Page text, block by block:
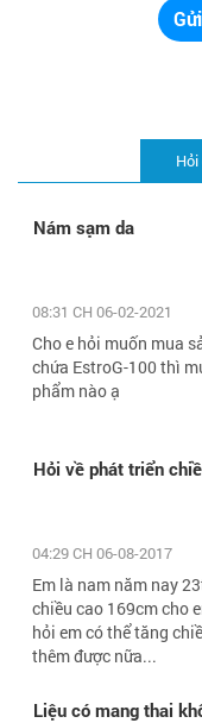
Nám sạm da
08:31 CH 06-02-2021
Cho e hỏi muốn mua
chứa EstroG-100 thì
phẩm nào ạ
Hỏi về phát triển
04:29 CH 06-08-2017
Em là nam năm nay
chiều cao 169cm cho
hỏi em có thể tăng
thêm được nữa...
Liệu có mang thai